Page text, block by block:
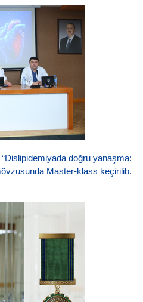
doğru yanaşma:
Master-klass keçirilib.